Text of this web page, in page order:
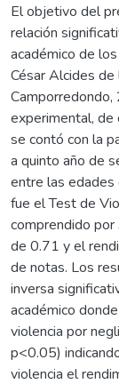
El objetivo del
relación
académico de
César Alcides
experimental, de
se contó con la
a quinto año de
entre las
fue el Test de
comprendido
de 0.71 y el
de notas. Los
inversa
académico
violencia por
p<0.05)
violencia el